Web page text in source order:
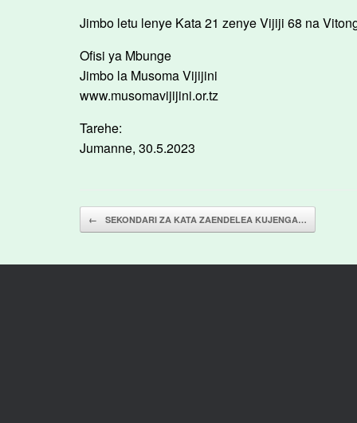
Jimbo letu lenye Kata 21 zenye Vijiji 68 na
Ofisi ya Mbunge
Jimbo la Musoma Vijijini
www.musomavijijini.or.tz
Tarehe:
Jumanne, 30.5.2023
Post navigation
← SEKONDARI ZA KATA ZAENDELEA KUJENGA…